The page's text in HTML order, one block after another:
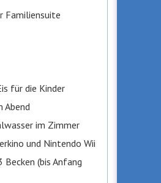
Familiensuite
für die Kinder
Abend
im Zimmer
und Nintendo Wii
(bis Anfang